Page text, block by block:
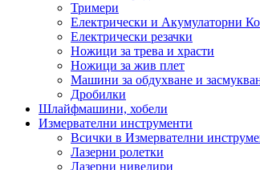
Тримери
Електрически и Акумулаторни
Електрически резачки
Ножици за трева и храсти
Ножици за жив плет
Машини за обдухване и
Дробилки
Шлайфмашини, хобели
Измервателни инструменти
Всички в Измервателни
Лазерни ролетки
Лазерни нивелири